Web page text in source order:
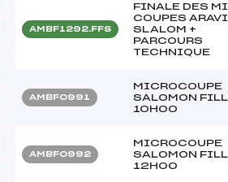
AMBF1292.FFS
FINALE DES
COUPES
SLALOM +
PARCOURS
TECHNIQUE
AMBF0991
MICROCOUPE
SALOMON
10H00
AMBF0992
MICROCOUPE
SALOMON
12H00